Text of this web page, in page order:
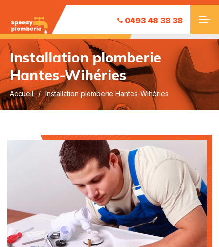
0493 48 38 38
Installation plomberie
Hantes-Wihéries
Accueil Installation plomberie Hantes-Wihéries